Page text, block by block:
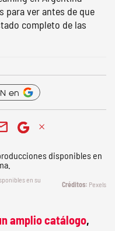
para ver antes de que
completo de las
en
en su
Pexels
amplio catálogo,